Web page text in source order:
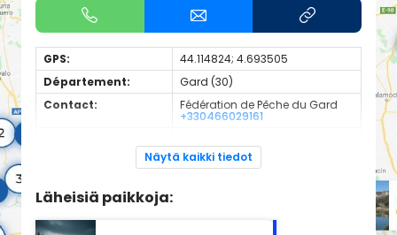
GPS:
44.114824; 4.693505
Département:
Gard (30)
Contact:
Fédération de Pêche du Gard
+330466029161
blanc
Cours d'eau d'une longueur de 30.88 km classé en 2ème
Näytä kaikki tiedot
Läheisiä paikkoja: